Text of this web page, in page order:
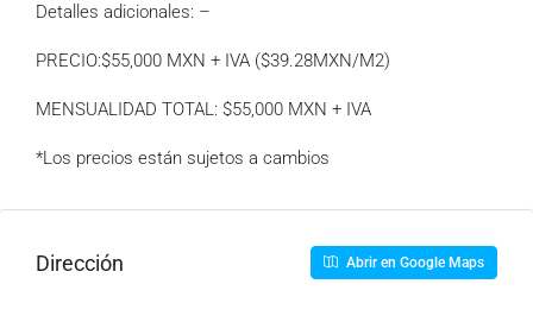
Detalles adicionales: –
PRECIO:$55,000 MXN + IVA ($39.28MXN/M2)
MENSUALIDAD TOTAL: $55,000 MXN + IVA
*Los precios están sujetos a cambios
Dirección Abrir en Google Maps